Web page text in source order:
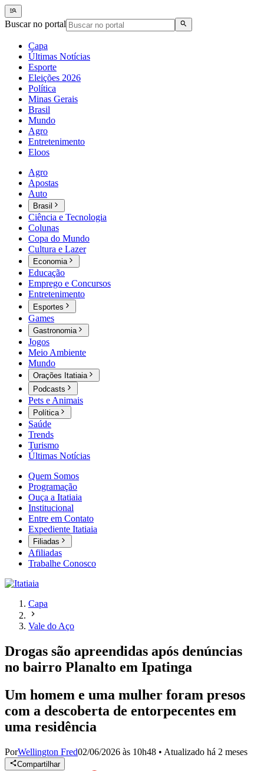
Buscar no portal
Capa
Últimas Notícias
Esporte
Eleições 2026
Política
Minas Gerais
Brasil
Mundo
Agro
Entretenimento
Eloos
Agro
Apostas
Auto
Brasil
Ciência e Tecnologia
Colunas
Copa do Mundo
Cultura e Lazer
Economia
Educação
Emprego e Concursos
Entretenimento
Esportes
Games
Gastronomia
Jogos
Meio Ambiente
Mundo
Orações Itatiaia
Podcasts
Pets e Animais
Política
Saúde
Trends
Turismo
Últimas Notícias
Quem Somos
Programação
Ouça a Itatiaia
Institucional
Entre em Contato
Expediente Itatiaia
Filiadas
Afiliadas
Trabalhe Conosco
Capa
Vale do Aço
Drogas são apreendidas após denúncias
no bairro Planalto em Ipatinga
Um homem e uma mulher foram presos
com a descoberta de entorpecentes em
uma residência
PorWellington Fred02/06/2026 às 10h48 • Atualizado há 2 meses
Compartilhar